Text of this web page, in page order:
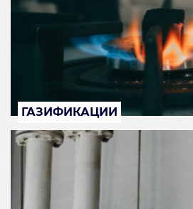
ГАЗИФИКАЦИИ